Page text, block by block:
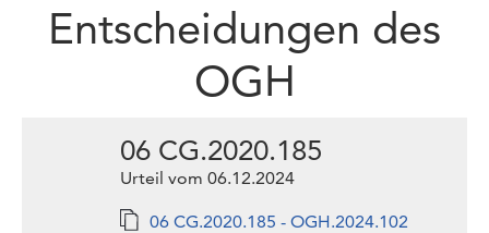
Entscheidungen des
OGH
06 CG.2020.185
Urteil vom 06.12.2024
06 CG.2020.185 - OGH.2024.102